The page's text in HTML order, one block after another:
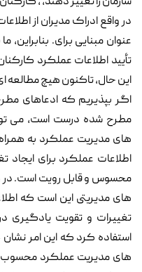
در واقع ادراک مدیران از
عنوان مبنایی برای. بنابراین،
تأیید اطلاعات عملکرد
این حال، تاکنون هیچ مطالعه
اگر بپذیریم که ادعاهای
مطرح شده درست است، می
های مدیریت عملکرد به
اطلاعات عملکرد برای ایجاد
محسوس و قابل رویت است. در
های مدیریتی این است که
تغییرات و تقویت یادگیری
استفاده کرد که این امر
های مدیریت عملکرد محسوب